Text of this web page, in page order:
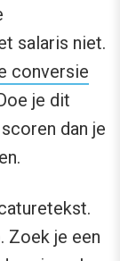
salaris niet.
conversie
je dit
dan je
Zoek je een